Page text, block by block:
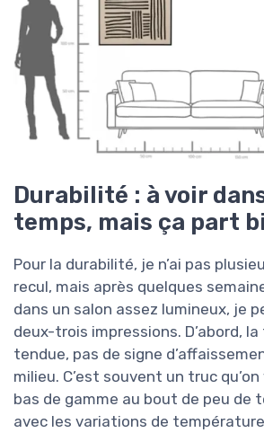
Durabilité : à voir
temps, mais ça part
Pour la durabilité, je n’ai pas
recul, mais après quelques
dans un salon assez lumineux, je
deux-trois impressions. D’abord,
tendue, pas de signe
milieu. C’est souvent un truc
bas de gamme au bout de peu de
avec les variations de